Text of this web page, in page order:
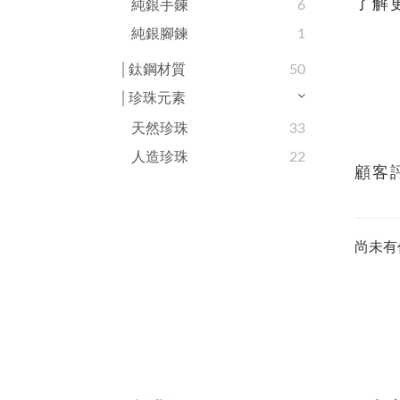
純銀手鍊
6
純銀腳鍊
1
│鈦鋼材質
50
│珍珠元素
天然珍珠
33
人造珍珠
22
了解
顧客
尚未